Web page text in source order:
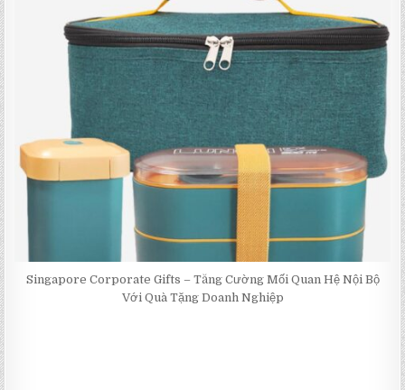
Singapore Corporate Gifts – Tăng Cường Mối Quan Hệ Nội Bộ
Với Quà Tặng Doanh Nghiệp